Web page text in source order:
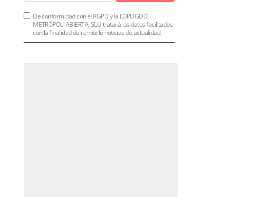
De conformidad con el RGPD y la LOPDGDD,
METRÓPOLI ABIERTA, SLU tratará los datos facilitados
con la finalidad de remitirle noticias de actualidad.